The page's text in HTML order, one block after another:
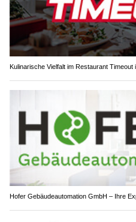
Kulinarische Vielfalt im Restaurant
Hofer Gebäudeautomation GmbH – Ihre